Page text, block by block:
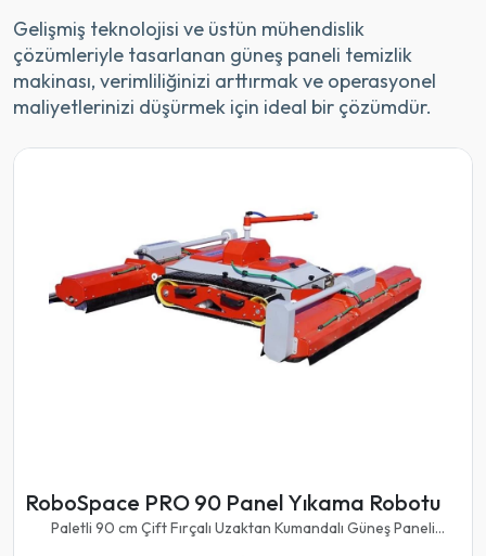
Gelişmiş teknolojisi ve üstün mühendislik
çözümleriyle tasarlanan güneş paneli temizlik
makinası, verimliliğinizi arttırmak ve operasyonel
maliyetlerinizi düşürmek için ideal bir çözümdür.
RoboSpace PRO 90 Panel Yıkama Robotu
Paletli 90 cm Çift Fırçalı Uzaktan Kumandalı Güneş Paneli